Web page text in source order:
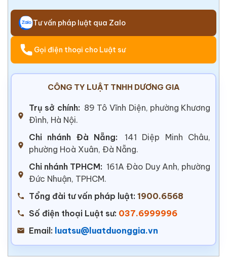
Tư vấn pháp luật qua Zalo
Gọi điện thoại cho Luật sư
CÔNG TY LUẬT TNHH DƯƠNG GIA
Trụ sở chính: 89 Tô Vĩnh Diện, phường Khương
Đình, Hà Nội.
Chi nhánh Đà Nẵng:
141 Diệp Minh Châu,
phường Hoà Xuân, Đà Nẵng.
Chi nhánh TPHCM: 161A Đào Duy Anh, phường
Đức Nhuận, TPHCM.
Tổng đài tư vấn pháp luật: 1900.6568
Số điện thoại Luật sư: 037.6999996
Email: luatsu@luatduonggia.vn